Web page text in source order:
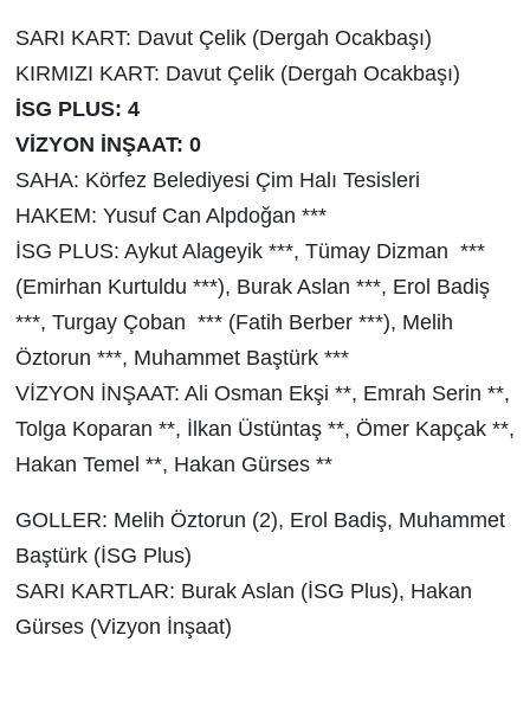
SARI KART: Davut Çelik (Dergah Ocakbaşı)
KIRMIZI KART: Davut Çelik (Dergah Ocakbaşı)
İSG PLUS: 4
VİZYON İNŞAAT: 0
SAHA: Körfez Belediyesi Çim Halı Tesisleri
HAKEM: Yusuf Can Alpdoğan ***
İSG PLUS: Aykut Alageyik***, Tümay Dizman ***
(Emirhan Kurtuldu ***), Burak Aslan ***, Erol Badiş
***, Turgay Çoban *** (Fatih Berber***), Melih
Öztorun ***, Muhammet Baştürk***
VİZYON İNŞAAT: Ali Osman Ekşi **, Emrah Serin **,
Tolga Koparan **, İlkan Üstüntaş**, Ömer Kapçak**,
Hakan Temel **, Hakan Gürses**
GOLLER: Melih Öztorun (2), Erol Badiş, Muhammet
Baştürk (İSG Plus)
SARI KARTLAR: Burak Aslan (İSG Plus), Hakan
Gürses (Vizyon İnşaat)